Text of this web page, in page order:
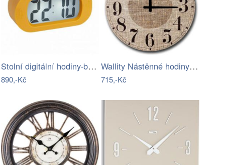
Stolní digitální hodiny-budík Karlsson…
890,-Kč
Wallity Nástěnné hodiny Jutas 50 cm…
715,-Kč